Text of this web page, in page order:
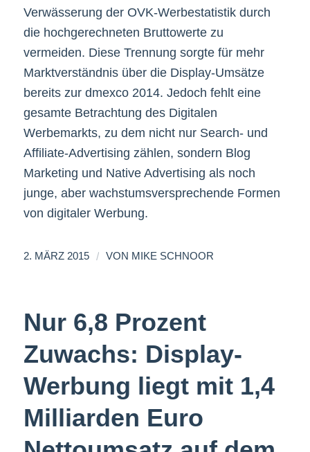
Verwässerung der OVK-Werbestatistik durch
die hochgerechneten Bruttowerte zu
vermeiden. Diese Trennung sorgte für mehr
Marktverständnis über die Display-Umsätze
bereits zur dmexco 2014. Jedoch fehlt eine
gesamte Betrachtung des Digitalen
Werbemarkts, zu dem nicht nur Search- und
Affiliate-Advertising zählen, sondern Blog
Marketing und Native Advertising als noch
junge, aber wachstumsversprechende Formen
von digitaler Werbung.
2. MÄRZ 2015 / VON MIKE SCHNOOR
Nur 6,8 Prozent
Zuwachs: Display-
Werbung liegt mit 1,4
Milliarden Euro